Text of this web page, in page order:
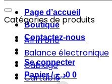
Page d’accueil
Boutique
Contactez-nous
Se connecter
Panier /
0د.ج 0
pour :
Catégories de produits
All in one
Balance électronique
Cablage
Cartable